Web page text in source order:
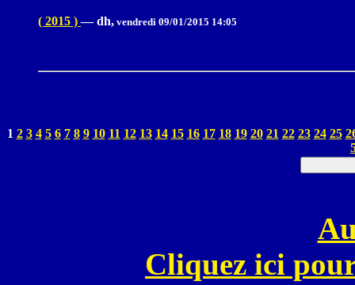
( 2015 )— dh, vendredi 09/01/2015 14:05
1 2 3 4 5 6 7 8 9 10 11 12 13 14 15 16 17 18 19 20 21 22 23 24 25
Cliquez ici